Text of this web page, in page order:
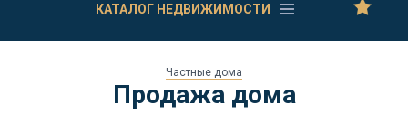
КАТАЛОГ НЕДВИЖИМОСТИ
Частные дома
Продажа дома